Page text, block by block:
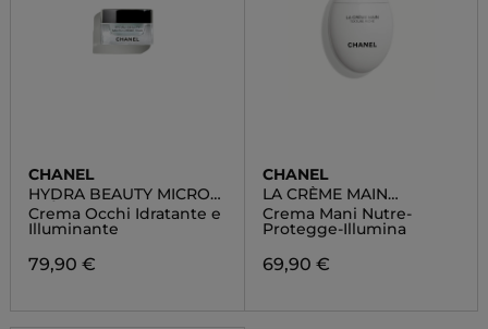
CHANEL
HYDRA BEAUTY MICRO
CRÈME YEUX
Crema Occhi Idratante e
Illuminante
79,90 €
CHANEL
LA CRÈME MAIN
TEXTURE RICHE
Crema Mani Nutre-
Protegge-Illumina
69,90 €